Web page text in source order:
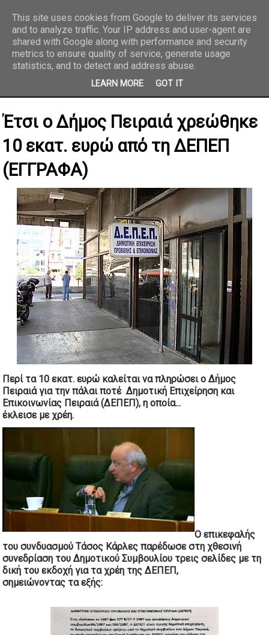
REPORTAZ NET
Έτσι ο Δήμος Πειραιά χρεώθηκε
10 εκατ. ευρώ από τη ΔΕΠΕΠ
(ΕΓΓΡΑΦΑ)
Περί τα 10 εκατ. ευρώ καλείται να πληρώσει ο Δήμος
Πειραιά για την πάλαι ποτέ Δημοτική Επιχείρηση και
Επικοινωνίας Πειραιά (ΔΕΠΕΠ), η οποία...
έκλεισε μεχρέη.
Ο επικεφαλής
του συνδυασμού Τάσος Κάρλες παρέδωσε στη χθεσινή
συνεδρίαση του Δημοτικού Συμβουλίου τρεις σελίδες με τη
δική του εκδοχή για τα χρέη της ΔΕΠΕΠ,
σημειώνοντας τα εξής:
This site uses cookies from Google to deliver its services
and to analyze traffic. Your IP address and user-agent are
shared with Google along with performance and security
metrics to ensure quality of service, generate usage
statistics, and to detect and address abuse.
LEARN MORE GOT IT